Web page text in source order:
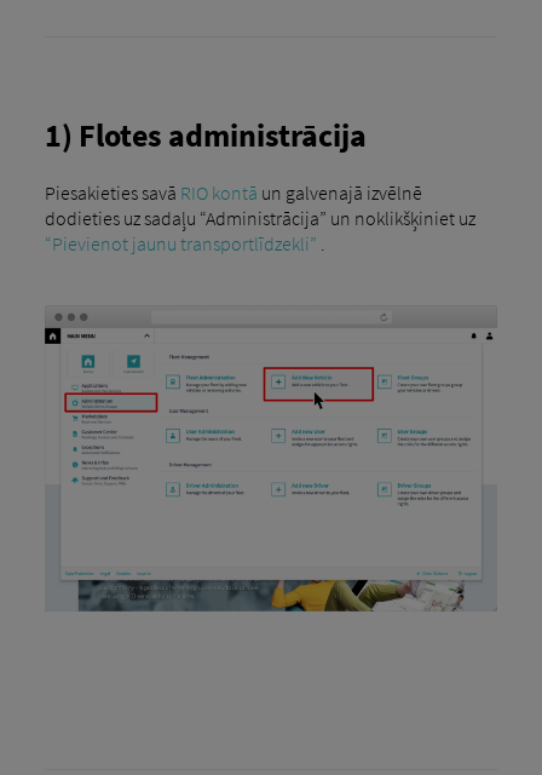
1) Flotes administrācija
Piesakieties savā RIO kontā un galvenajā izvēlnē
dodieties uz sadaļu “Administrācija” un noklikšķiniet uz
“Pievienot jaunu transportlīdzekli” .